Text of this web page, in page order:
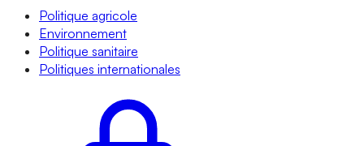
Politique agricole
Environnement
Politique sanitaire
Politiques internationales